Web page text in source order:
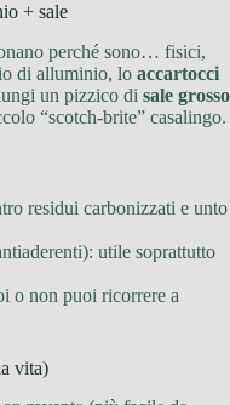
+ sale
perché sono… fisici,
di alluminio, lo accartocci
un pizzico di sale grosso
“scotch-brite” casalingo.
residui carbonizzati e unto
utile soprattutto
o non puoi ricorrere a
vita)